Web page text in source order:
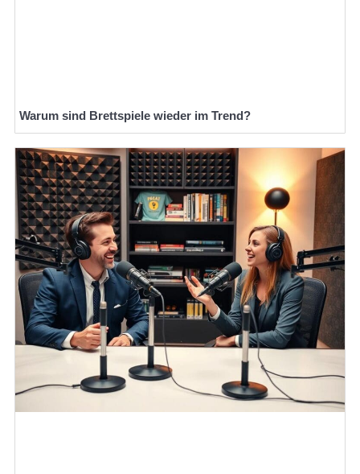
Warum sind Brettspiele wieder im Trend?